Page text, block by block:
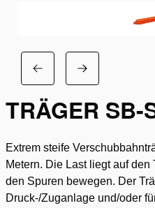
TRÄGER SB-
Extrem steife
Metern. Die Last liegt auf
den Spuren bewegen. Der
Druck-/Zuganlage und/oder